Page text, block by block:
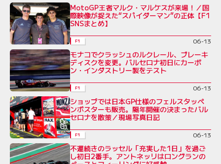
MotoGP王者マルク・マルケスが来場！／国
際映像が捉えた“スパイダーマン”の正体【F1
SNSまとめ】
F1 06-13
モナコでクラッシュのルクレール、ブレーキ
ディスクを変更。バルセロナ初日にカーボ
ン・インダストリー製をテスト
F1 06-13
ショップでは日本GP仕様のフェルスタッペ
ンポスターも販売。隔年開催の決まったバル
セロナを散策／現場写真日記
F1 06-13
不運続きのラッセル「充実した1日」を過ご
し初日2番手。アントネッリはロングランの